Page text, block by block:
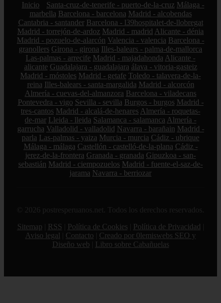
Inicio Santa-cruz-de-tenerife - puerto-de-la-cruz Málaga -
marbella Barcelona - barcelona Madrid - alcobendas
Cantabria - santander Barcelona - l39hospitalet-de-llobregat
Madrid - torrejón-de-ardoz Madrid - madrid Alicante - dénia
Madrid - pozuelo-de-alarcón Valencia - valencia Barcelona -
granollers Girona - girona Illes-balears - palma-de-mallorca
Las-palmas - arrecife Madrid - majadahonda Alicante -
alicante Guadalajara - guadalajara álava - vitoria-gasteiz
Madrid - móstoles Madrid - getafe Toledo - talavera-de-la-
reina Illes-balears - santa-margalida Madrid - alcorcón
Almería - cuevas-del-almanzora Barcelona - viladecans
Pontevedra - vigo Sevilla - sevilla Burgos - burgos Madrid -
tres-cantos Madrid - alcalá-de-henares Almería - roquetas-
de-mar Lleida - lleida Salamanca - salamanca Almería -
garrucha Valladolid - valladolid Navarra - barañain Madrid -
parla Las-palmas - yaiza Murcia - murcia Cádiz - ubrique
Málaga - málaga Castellón - castelló-de-la-plana Cádiz -
jerez-de-la-frontera Granada - granada Gipuzkoa - san-
sebastián Madrid - ciempozuelos Madrid - fuente-el-saz-de-
jarama Navarra - berriozar
© 2026 postresperuanos.net. Todos los derechos reservados.
Sitemap
RSS Política de Cookies Política de Privacidad
Aviso legal
Contacto
Creado por 0lemiswebs SEO y
Diseño web
Libro sobre Cabañuelas